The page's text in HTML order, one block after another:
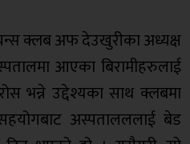
क्लब अफ देउखुरीका अध्यक्ष
आएका बिरामीहरुलाई
भन्ने उद्देश्यका साथ क्लबमा
अस्पतालललाई बेड